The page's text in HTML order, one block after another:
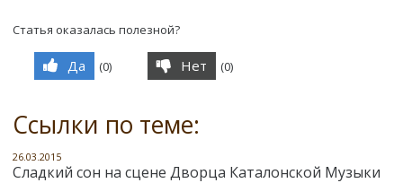
Статья оказалась полезной?
Да (0) Нет (0)
Ссылки по теме:
26.03.2015
Сладкий сон на сцене Дворца Каталонской Музыки